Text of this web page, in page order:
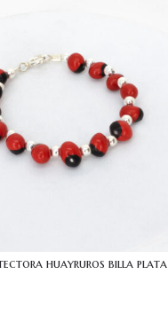
huayruros billa plata